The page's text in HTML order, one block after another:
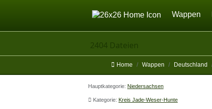
Home
Wappen
2404 Dateien
Home Wappen Deutschland
Hauptkategorie: Niedersachsen
Kategorie: Kreis Jade-Weser-Hunte